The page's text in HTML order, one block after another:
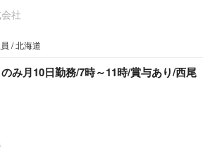
社
/ 北海道
み月10日勤務/7時～11時/賞与あり/西尾